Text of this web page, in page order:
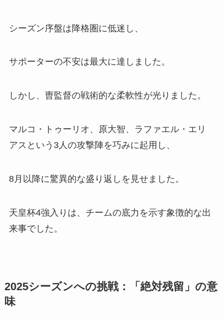
シーズン序盤は降格圏に低迷し、
サポーターの不安は最大に達しました。
しかし、曺監督の戦術的な柔軟性が光りました。
マルコ・トゥーリオ、原大智、ラファエル・エリ
アスという3人の攻撃陣を巧みに起用し、
8月以降に驚異的な盛り返しを見せました。
天皇杯4強入りは、チームの底力を示す象徴的な出
来事でした。
2025シーズンへの挑戦：「絶対残留」の意
味